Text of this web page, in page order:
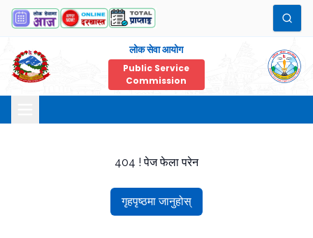
लोक सेवा आयोग
Public Service
Commission
404 ! पेज फेला परेन
गृहपृष्ठमा जानुहोस्